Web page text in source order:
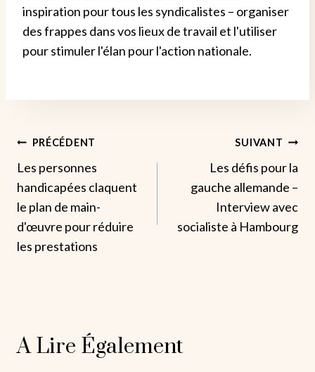
inspiration pour tous les syndicalistes – organiser
des frappes dans vos lieux de travail et l'utiliser
pour stimuler l'élan pour l'action nationale.
Navigation
De
L’article
PRÉCÉDENT
Les personnes
handicapées claquent
le plan de main-
d'œuvre pour réduire
les prestations
SUIVANT
Les défis pour la
gauche allemande –
Interview avec
socialiste à Hambourg
A Lire Également